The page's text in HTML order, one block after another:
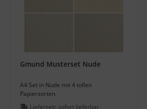
Gmund Musterset Nude
A4 Set in Nude mit 4 tollen
Papiersorten.
Lieferzeit: sofort lieferbar